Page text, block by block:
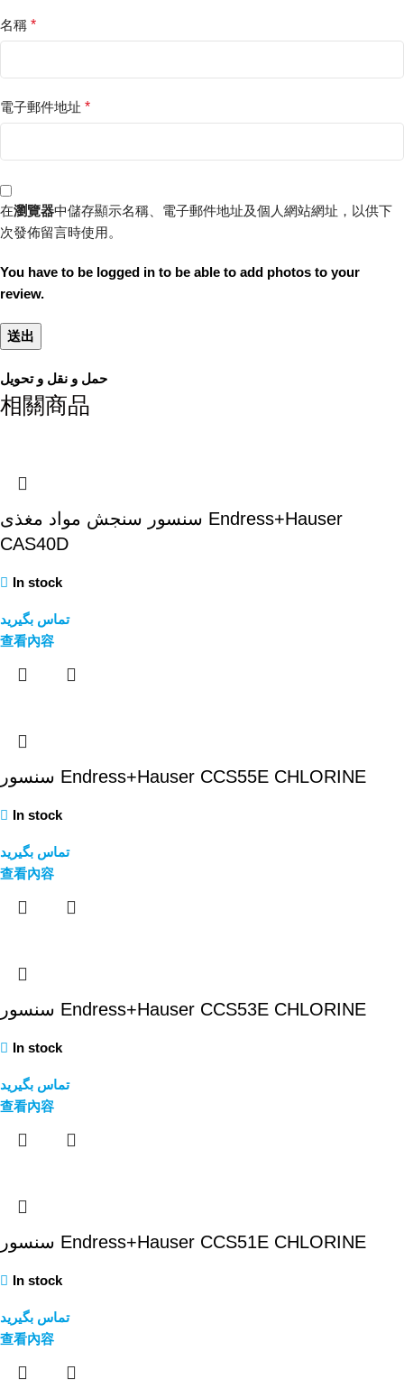
名稱 *
電子郵件地址 *
在瀏覽器中儲存顯示名稱、電子郵件地址及個人網站網址，以供下
次發佈留言時使用。
You have to be logged in to be able to add photos to your
review.
حمل و نقل و تحویل
相關商品
سنسور سنجش مواد مغذی Endress+Hauser
CAS40D
In stock
تماس بگیرید
查看內容
سنسور Endress+Hauser CCS55E CHLORINE
In stock
تماس بگیرید
查看內容
سنسور Endress+Hauser CCS53E CHLORINE
In stock
تماس بگیرید
查看內容
سنسور Endress+Hauser CCS51E CHLORINE
In stock
تماس بگیرید
查看內容